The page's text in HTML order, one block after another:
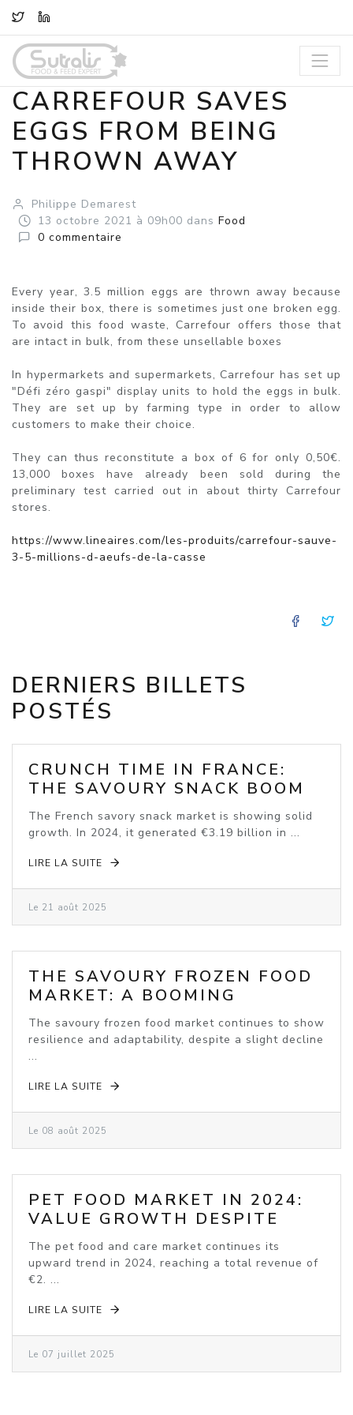
TWITTER
CARREFOUR SAVES
EGGS FROM BEING
THROWN AWAY
Philippe Demarest
13 octobre 2021 à 09h00 dans Food
0 commentaire
Every year, 3.5 million eggs are thrown away because
inside their box, there is sometimes just one broken egg.
To avoid this food waste, Carrefour offers those that
are intact in bulk, from these unsellable boxes
In hypermarkets and supermarkets, Carrefour has set up
"Défi zéro gaspi" display units to hold the eggs in bulk.
They are set up by farming type in order to allow
customers to make their choice.
They can thus reconstitute a box of 6 for only 0,50€.
13,000 boxes have already been sold during the
preliminary test carried out in about thirty Carrefour
stores.
https://www.lineaires.com/les-produits/carrefour-sauve-
3-5-millions-d-aeufs-de-la-casse
DERNIERS BILLETS
POSTÉS
CRUNCH TIME IN FRANCE:
THE SAVOURY SNACK BOOM
The French savory snack market is showing solid
growth. In 2024, it generated €3.19 billion in ...
LIRE LA SUITE
Le 21 août 2025
THE SAVOURY FROZEN FOOD
MARKET: A BOOMING
INDUSTRY
The savoury frozen food market continues to show
resilience and adaptability, despite a slight decline
...
LIRE LA SUITE
Le 08 août 2025
PET FOOD MARKET IN 2024:
VALUE GROWTH DESPITE
VOLUME DECLINE
The pet food and care market continues its
upward trend in 2024, reaching a total revenue of
€2. ...
LIRE LA SUITE
Le 07 juillet 2025